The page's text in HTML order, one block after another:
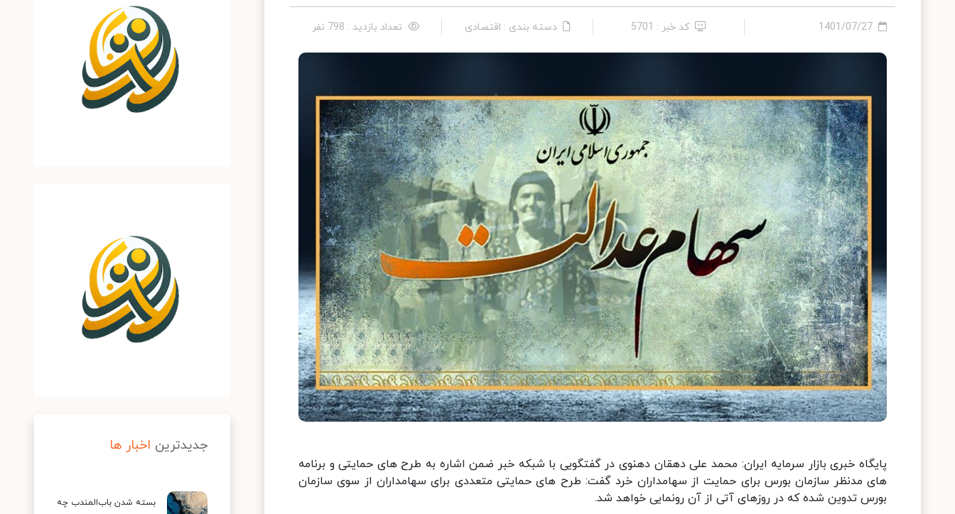
1401/07/27 کد خبر : 5701 دسته بندی : اقتصادی تعداد بازدید : 798 نفر
پایگاه خبری بازار سرمایه ایران: محمد علی دهقان دهنوی در گفتگویی با شبکه خبر ضمن اشاره به طرح های حمایتی و برنامه
های مدنظر سازمان بورس برای حمایت از سهامداران خرد گفت: طرح های حمایتی متعددی برای سهامداران از سوی سازمان
بورس تدوین شده که در روزهای آتی از آن رونمایی خواهد شد.
جدیدترین اخبار ها
بسته شدن باب‌المندب چه